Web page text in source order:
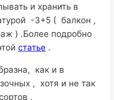
и хранить в
-3+5 ( балкон ,
) .Более подробно
статье .
как и в
, хотя и не так
.